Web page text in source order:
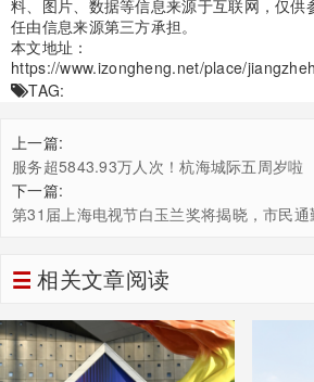
料、图片、数据等信息来源于互联网，仅供
任由信息来源第三方承担。
本文地址：
https://www.izongheng.net/place/
TAG:
上一篇:
服务超5843.93万人次！杭海城际五周岁啦
下一篇:
第31届上海电视节白玉兰奖将揭晓，市民通
相关文章阅读